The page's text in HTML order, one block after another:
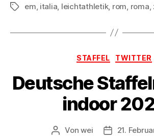
Schlagwörter
em, italia, leichtathletik, rom, roma,
Kategorien
STAFFEL TWITTER
Deutsche
indoor
Beitragsautor
Vonwei 21.